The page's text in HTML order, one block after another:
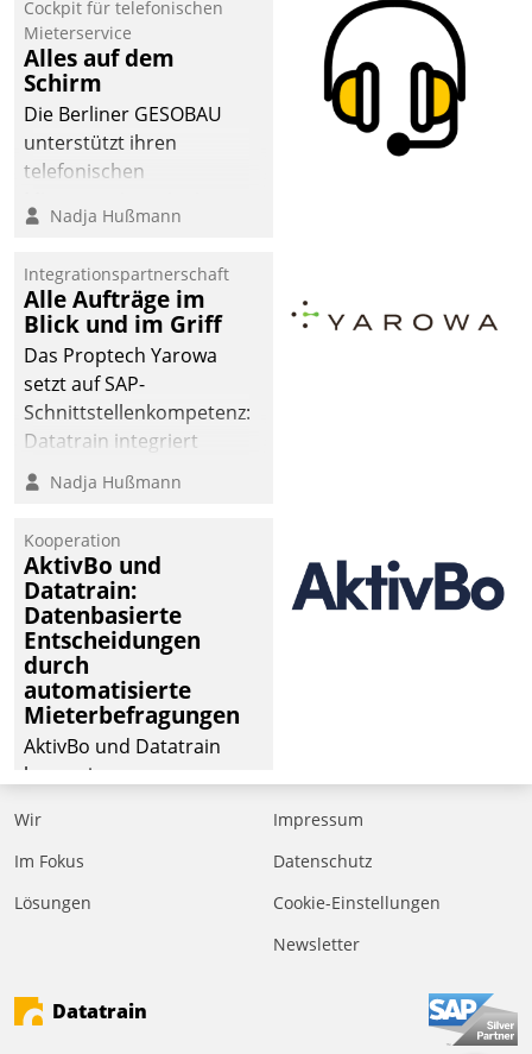
Cockpit für telefonischen
Mieterservice
Alles auf dem
Schirm
Die Berliner GESOBAU
unterstützt ihren
telefonischen
digitalen Cockpit, das
passende Fragen und
Schlagworte auswirft.
Eine intuitive
Dialogführung ermöglicht
dem externen
Serviceteam, Anrufe von
Mietenden zügiger und
effizienter zu bearbeiten.
Nadja Hußmann
Integrationspartnerschaft
Alle Aufträge im
Blick und im Griff
Das Proptech Yarowa
setzt auf SAP-
Schnittstellenkompetenz:
Datatrain integriert
Yarowas Portal zur
Vergabe und Verwaltung
operativen
Instandhaltung in die
SAP-Systemlandschaft
deutscher
Wohnungsunternehmen
– und beschleunigt damit
den Weg vom
Mieteranliegen zum
Dienstleisterauftrag.
Nadja Hußmann
Kooperation
AktivBo und
Datatrain:
Datenbasierte
Entscheidungen
durch
automatisierte
Mieterbefragungen
AktivBo und Datatrain
kooperieren –
profitieren: Die nahtlose
Integration der Lösungen
Datatrain ermöglicht
Mieterbefragungen – eine
starke Grundlage für
Wir
Im Fokus
Lösungen
Impressum
Datenschutz
Cookie-Einstellungen
Newsletter
Datatrain